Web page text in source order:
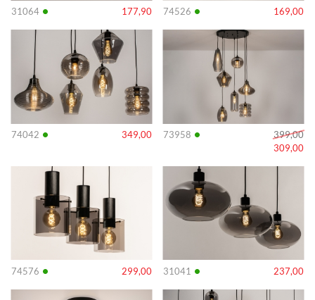
31064 • 177,90 74526 • 169,00
74042 • 349,00
Info
73958 •
399,00
309,00
Info
74576 • 299,00
Info
31041 • 237,00
Info
Info Info